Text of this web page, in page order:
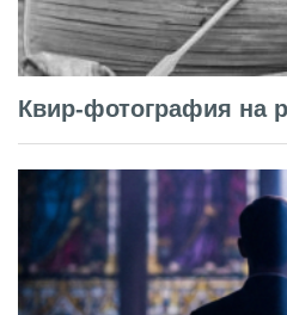
Квир-фотография на